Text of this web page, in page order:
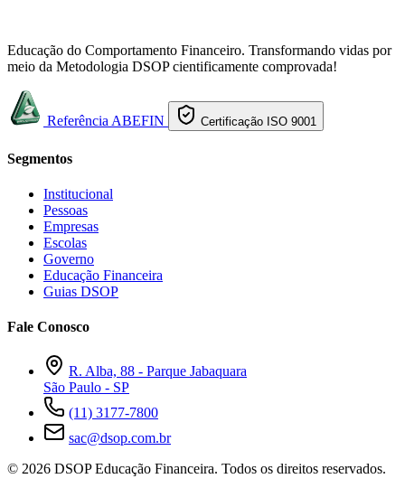
Educação do Comportamento Financeiro. Transformando vidas por
meio da Metodologia DSOP cientificamente comprovada!
Referência ABEFIN Certificação ISO 9001
Segmentos
Institucional
Pessoas
Empresas
Escolas
Governo
Educação Financeira
Guias DSOP
Fale Conosco
R. Alba, 88 - Parque Jabaquara
São Paulo - SP
(11) 3177-7800
sac@dsop.com.br
© 2026 DSOP Educação Financeira. Todos os direitos reservados.